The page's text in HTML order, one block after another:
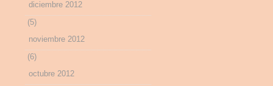
diciembre 2012
(5)
noviembre 2012
(6)
octubre 2012